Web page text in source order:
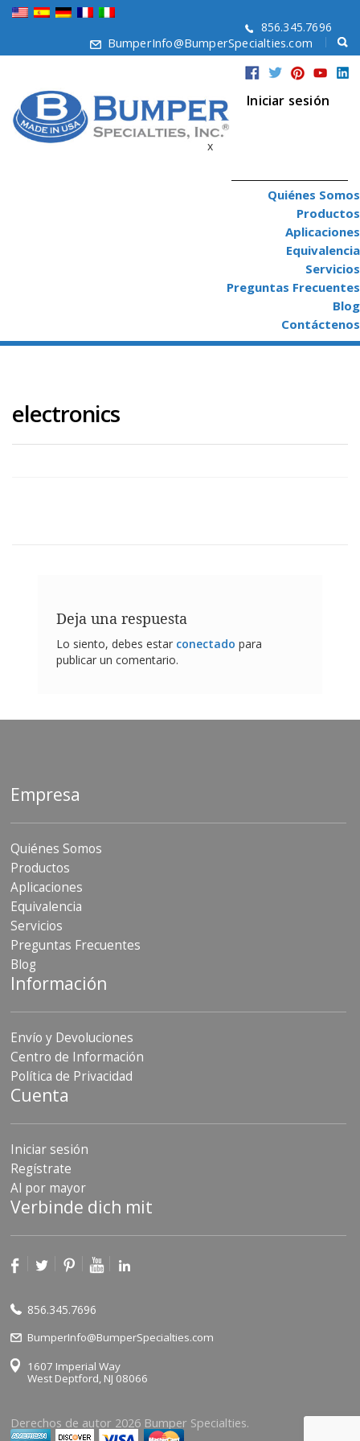
856.345.7696
BumperInfo@BumperSpecialties.com
Iniciar sesión
x
Quiénes Somos
Productos
Aplicaciones
Equivalencia
Servicios
Preguntas Frecuentes
Blog
Contáctenos
electronics
Deja una respuesta
Lo siento, debes estar conectado para
publicar un comentario.
Empresa
Quiénes Somos
Productos
Aplicaciones
Equivalencia
Servicios
Preguntas Frecuentes
Blog
Información
Envío y Devoluciones
Centro de Información
Política de Privacidad
Cuenta
Iniciar sesión
Regístrate
Al por mayor
Verbinde dich mit
856.345.7696
BumperInfo@BumperSpecialties.com
1607 Imperial Way
West Deptford, NJ 08066
Derechos de autor 2026 Bumper Specialties.